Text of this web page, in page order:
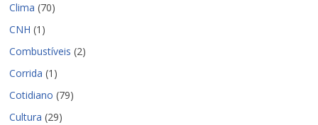
Clima (70)
CNH (1)
Combustíveis (2)
Corrida (1)
Cotidiano (79)
Cultura (29)